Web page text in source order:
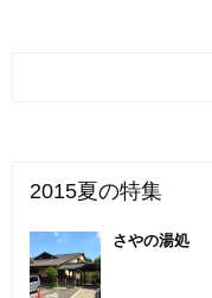
2015夏の特集
さやの湯処